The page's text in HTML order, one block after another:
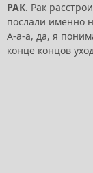
РАК. Рак
послали именно
А-а-а, да, я
конце концов